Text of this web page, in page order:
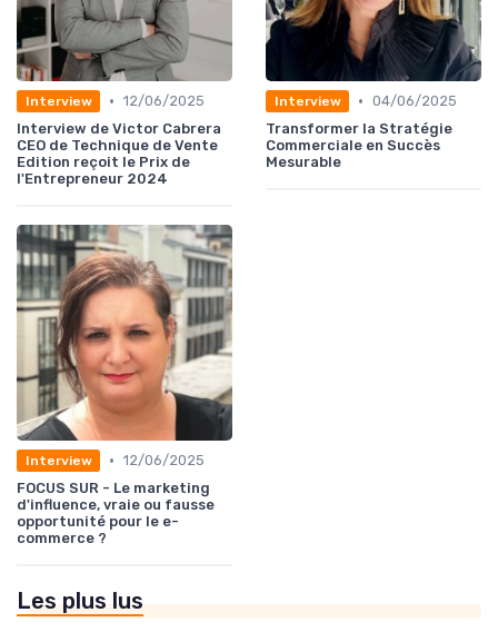
Interview • 12/06/2025
Interview de Victor Cabrera
CEO de Technique de Vente
Edition reçoit le Prix de
l'Entrepreneur 2024
Interview • 04/06/2025
Transformer la Stratégie
Commerciale en Succès
Mesurable
Interview • 12/06/2025
FOCUS SUR - Le marketing
d'influence, vraie ou fausse
opportunité pour le e-
commerce ?
Les plus lus